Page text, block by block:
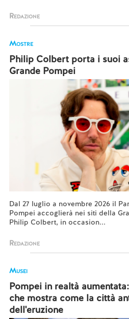
Redazione
Mostre
Philip Colbert porta i suoi
Grande Pompei
Dal 27 luglio a novembre 2026 il
Pompei accoglierà nei siti della
Philip Colbert, in occasion...
Redazione
Musei
Pompei in realtà
che mostra come la città
dell'eruzione